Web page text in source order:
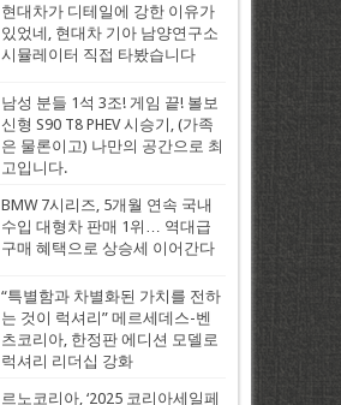
현대차가 디테일에 강한 이유가
있었네, 현대차 기아 남양연구소
시뮬레이터 직접 타봤습니다
남성 분들 1석 3조! 게임 끝! 볼보
신형 S90 T8 PHEV 시승기, (가족
은 물론이고) 나만의 공간으로 최
고입니다.
BMW 7시리즈, 5개월 연속 국내
수입 대형차 판매 1위… 역대급
구매 혜택으로 상승세 이어간다
“특별함과 차별화된 가치를 전하
는 것이 럭셔리” 메르세데스-벤
츠코리아, 한정판 에디션 모델로
럭셔리 리더십 강화
르노코리아, ‘2025 코리아세일페